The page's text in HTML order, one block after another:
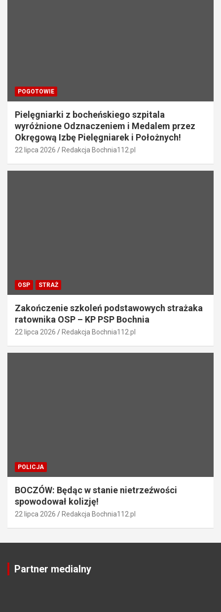
POGOTOWIE
Pielęgniarki z bocheńskiego szpitala
wyróżnione Odznaczeniem i Medalem przez
Okręgową Izbę Pielęgniarek i Położnych!
22 lipca 2026 Redakcja Bochnia112.pl
OSP STRAŻ
Zakończenie szkoleń podstawowych strażaka
ratownika OSP – KP PSP Bochnia
22 lipca 2026 Redakcja Bochnia112.pl
POLICJA
BOCZÓW: Będąc w stanie nietrzeźwości
spowodował kolizję!
22 lipca 2026 Redakcja Bochnia112.pl
Partner medialny